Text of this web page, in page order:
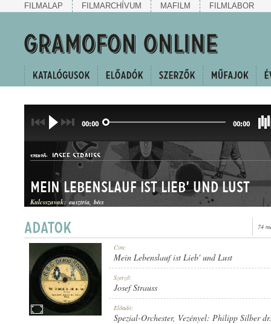
FILMALAP FILMARCHÍVUM MAFILM FILMLABOR
00:00 00:00
SZERZŐ: JOSEF STRAUSS
KERINGŐ
Mein Lebenslauf ist Lieb' und Lust
Kulcsszavak: ausztria bécs
74
Cím:
Mein Lebenslauf ist Lieb' und Lust
Szerző:
Josef Strauss
Előadó:
Spezial-Orchester, Vezényel: Philipp Silber dr.